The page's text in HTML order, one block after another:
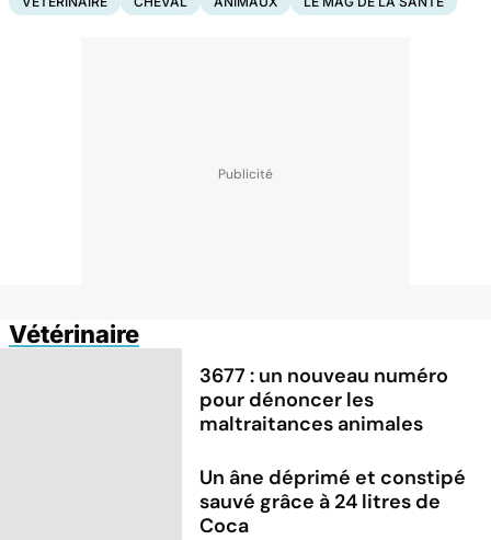
Vétérinaire
3677 : un nouveau numéro
pour dénoncer les
maltraitances animales
Un âne déprimé et constipé
sauvé grâce à 24 litres de
Coca